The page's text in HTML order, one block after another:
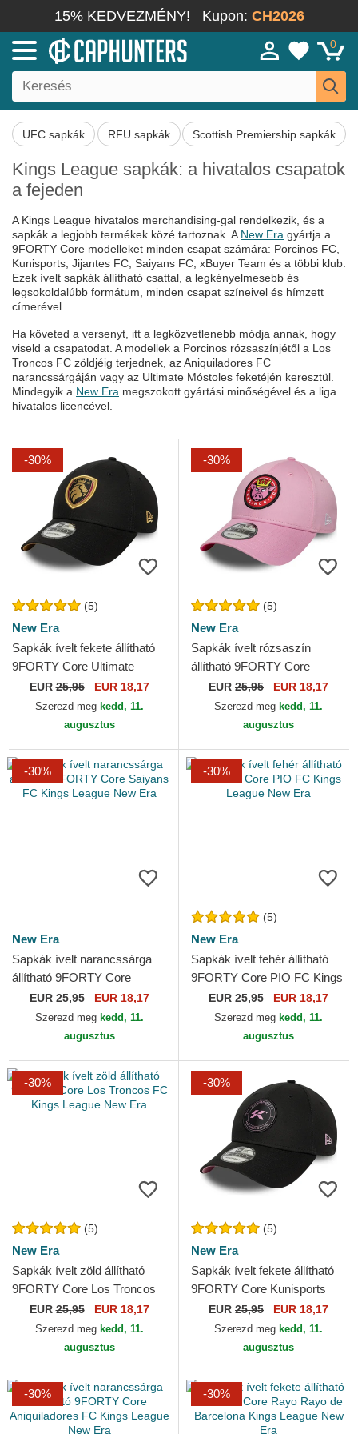
15% KEDVEZMÉNY! Kupon: CH2026
0
UFC sapkák RFU sapkák Scottish Premiership sapkák
Kings League sapkák: a hivatalos csapatok
a fejeden
A Kings League hivatalos merchandising-gal rendelkezik, és a
sapkák a legjobb termékek közé tartoznak. A New Era gyártja a
9FORTY Core modelleket minden csapat számára: Porcinos FC,
Kunisports, Jijantes FC, Saiyans FC, xBuyer Team és a többi klub.
Ezek ívelt sapkák állítható csattal, a legkényelmesebb és
legsokoldalúbb formátum, minden csapat színeivel és hímzett
címerével.
Ha követed a versenyt, itt a legközvetlenebb módja annak, hogy
viseld a csapatodat. A modellek a Porcinos rózsaszínjétől a Los
Troncos FC zöldjéig terjednek, az Aniquiladores FC
narancssárgáján vagy az Ultimate Móstoles feketéjén keresztül.
Mindegyik a New Era megszokott gyártási minőségével és a liga
hivatalos licencével.
-30%
(5)
New Era
Sapkák ívelt fekete állítható
9FORTY Core Ultimate
Móstoles Kings League New
EUR25,95 EUR 18,17
Szerezd meg kedd, 11.
augusztus
-30%
(5)
New Era
Sapkák ívelt rózsaszín
állítható 9FORTY Core
Porcinos FC Kings League
New Era
EUR 25,95 EUR 18,17
Szerezd meg kedd, 11.
augusztus
-30%
New Era
Sapkák ívelt narancssárga
állítható 9FORTY Core
Saiyans FC Kings League
New Era
EUR25,95 EUR 18,17
Szerezd meg kedd, 11.
augusztus
-30%
(5)
New Era
Sapkák ívelt fehér állítható
9FORTY Core PIO FC Kings
League New Era
EUR 25,95 EUR 18,17
Szerezd meg kedd, 11.
augusztus
-30%
(5)
New Era
Sapkák ívelt zöld állítható
9FORTY Core Los Troncos
FC Kings League New Era
EUR25,95 EUR 18,17
Szerezd meg kedd, 11.
augusztus
-30%
(5)
New Era
Sapkák ívelt fekete állítható
9FORTY Core Kunisports
Kings League New Era
EUR 25,95 EUR 18,17
Szerezd meg kedd, 11.
augusztus
-30% -30%